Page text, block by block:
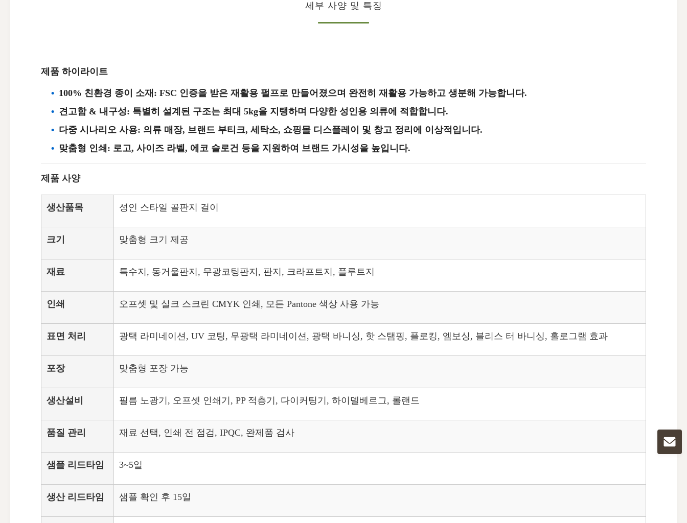
세부 사양 및 특징
제품 하이라이트
100% 친환경 종이 소재: FSC 인증을 받은 재활용 펄프로 만들어졌으며 완전히 재활용 가능하고 생분해 가능합니다.
견고함 & 내구성: 특별히 설계된 구조는 최대 5kg을 지탱하며 다양한 성인용 의류에 적합합니다.
다중 시나리오 사용: 의류 매장, 브랜드 부티크, 세탁소, 쇼핑몰 디스플레이 및 창고 정리에 이상적입니다.
맞춤형 인쇄: 로고, 사이즈 라벨, 에코 슬로건 등을 지원하여 브랜드 가시성을 높입니다.
제품 사양
생산품목 성인 스타일 골판지 걸이
크기 맞춤형 크기 제공
재료 특수지, 동거울판지, 무광코팅판지, 판지, 크라프트지, 플루트지
인쇄 오프셋 및 실크 스크린 CMYK 인쇄, 모든 Pantone 색상 사용 가능
표면 처리 광택 라미네이션, UV 코팅, 무광택 라미네이션, 광택 바니싱, 핫 스탬핑, 플로킹, 엠보싱, 블리스 터 바니싱, 홀로그램 효과
포장 맞춤형 포장 가능
생산설비 필름 노광기, 오프셋 인쇄기, PP 적층기, 다이커팅기, 하이델베르그, 롤랜드
품질 관리 재료 선택, 인쇄 전 점검, IPQC, 완제품 검사
샘플 리드타임 3~5일
생산 리드타임 샘플 확인 후 15일